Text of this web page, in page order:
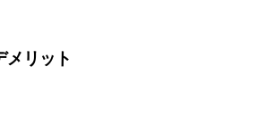
メリット